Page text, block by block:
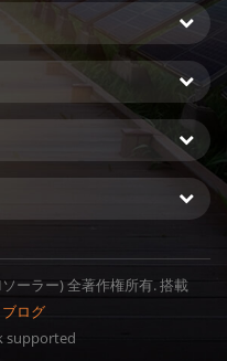
ーラー) 全著作権所有. 搭載
ブログ
supported